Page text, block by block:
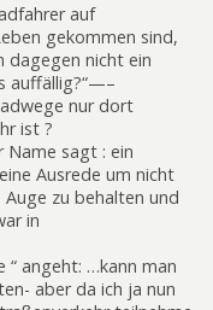
auf
gekommen sind,
dagegen nicht ein
auffällig?“—–
nur dort
ist ?
sagt : ein
Ausrede um nicht
zu behalten und
in
“ angeht: …kann man
aber da ich ja nun